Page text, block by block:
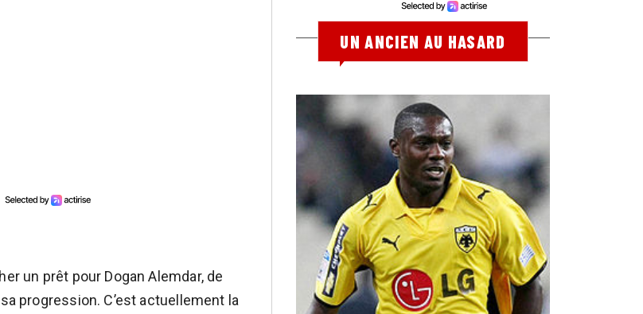
un prêt pour Dogan Alemdar, de
progression. C’est actuellement la
UN ANCIEN AU HASARD